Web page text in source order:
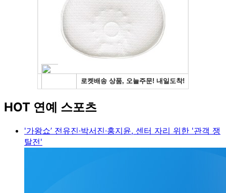
HOT 연예 스포츠
'가왕쇼’ 전유진·박서진·홍지윤, 센터 자리 위한 '관객 쟁
탈전'